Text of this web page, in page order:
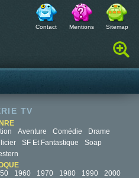
Contact Mentions Sitemap
Rechercher :
TV
Aventure Comédie
Drame
SF Et Fantastique
Soap
1960 1970 1980 1990
2000